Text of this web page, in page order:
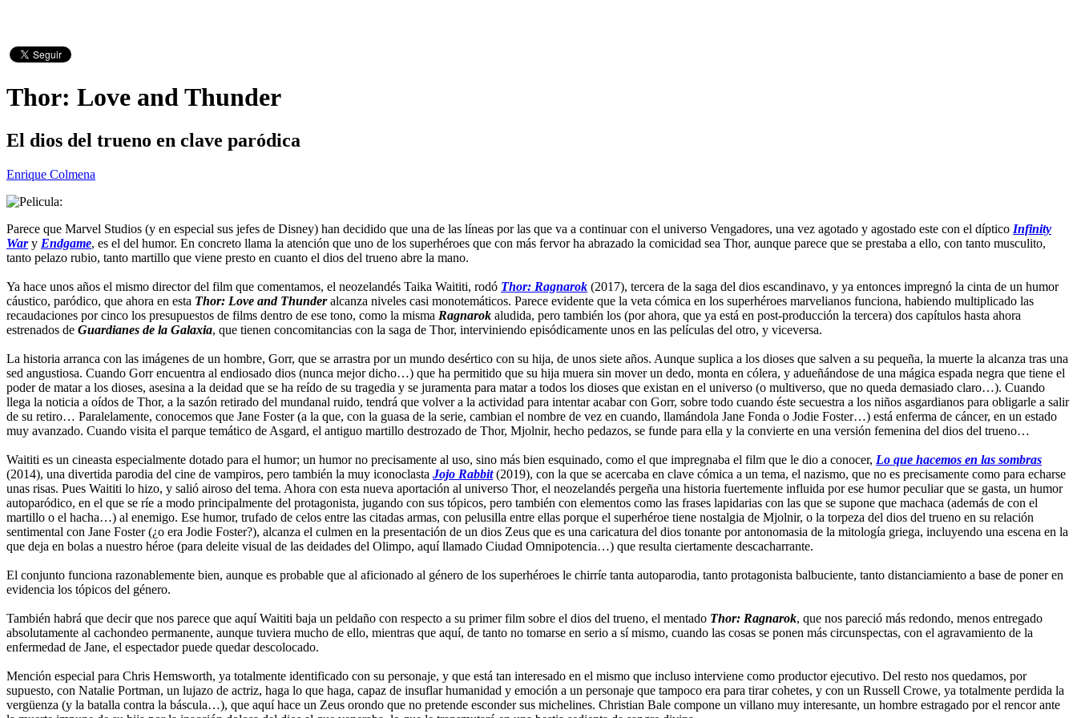
Thor: Love and Thunder
El dios del trueno en clave paródica
Enrique Colmena
Parece que Marvel Studios (y en especial sus jefes de Disney) han decidido que una de las líneas por las que va a continuar con el universo Vengadores, una vez agotado y agostado este con el díptico Infinity
Wary Endgame, es el del humor. En concreto llama la atención que uno de los superhéroes que con más fervor ha abrazado la comicidad sea Thor, aunque parece que se prestaba a ello, con tanto musculito,
tanto pelazo rubio, tanto martillo que viene presto en cuanto el dios del trueno abre la mano.
Ya hace unos años el mismo director del film que comentamos, el neozelandés Taika Waititi, rodó Thor: Ragnarok (2017), tercera de la saga del dios escandinavo, y ya entonces impregnó la cinta de un humor
cáustico, paródico, que ahora en esta Thor: Love and Thunderalcanza niveles casi monotemáticos. Parece evidente que la veta cómica en los superhéroes marvelianos funciona, habiendo multiplicado las
recaudaciones por cinco los presupuestos de films dentro de ese tono, como la misma Ragnarok aludida, pero también los (por ahora, que ya está en post-producción la tercera) dos capítulos hasta ahora
estrenados de Guardianes de la Galaxia, que tienen concomitancias con la saga de Thor, interviniendo episódicamente unos en las películas del otro, y viceversa.
La historia arranca con las imágenes de un hombre, Gorr, que se arrastra por un mundo desértico con su hija, de unos siete años. Aunque suplica a los dioses que salven a su pequeña, la muerte la alcanza tras una
sed angustiosa. Cuando Gorr encuentra al endiosado dios (nunca mejor dicho…) que ha permitido que su hija muera sin mover un dedo, monta en cólera, y adueñándose de una mágica espada negra que tiene el
poder de matar a los dioses, asesina a la deidad que se ha reído de su tragedia y se juramenta para matar a todos los dioses que existan en el universo (o multiverso, que no queda demasiado claro…). Cuando
llega la noticia a oídos de Thor, a la sazón retirado del mundanal ruido, tendrá que volver a la actividad para intentar acabar con Gorr, sobre todo cuando éste secuestra a los niños asgardianos para obligarle a salir
de su retiro… Paralelamente, conocemos que Jane Foster (a la que, con la guasa de la serie, cambian el nombre de vez en cuando, llamándola Jane Fonda o Jodie Foster…) está enferma de cáncer, en un estado
muy avanzado. Cuando visita el parque temático de Asgard, el antiguo martillo destrozado de Thor, Mjolnir, hecho pedazos, se funde para ella y la convierte en una versión femenina del dios del trueno…
Waititi es un cineasta especialmente dotado para el humor; un humor no precisamente al uso, sino más bien esquinado, como el que impregnaba el film que le dio a conocer, Lo que hacemos en las sombras
(2014), una divertida parodia del cine de vampiros, pero también la muy iconoclasta Jojo Rabbit(2019), con la que se acercaba en clave cómica a un tema, el nazismo, que no es precisamente como para echarse
unas risas. Pues Waititi lo hizo, y salió airoso del tema. Ahora con esta nueva aportación al universo Thor, el neozelandés pergeña una historia fuertemente influida por ese humor peculiar que se gasta, un humor
autoparódico, en el que se ríe a modo principalmente del protagonista, jugando con sus tópicos, pero también con elementos como las frases lapidarias con las que se supone que machaca (además de con el
martillo o el hacha…) al enemigo. Ese humor, trufado de celos entre las citadas armas, con pelusilla entre ellas porque el superhéroe tiene nostalgia de Mjolnir, o la torpeza del dios del trueno en su relación
sentimental con Jane Foster (¿o era Jodie Foster?), alcanza el culmen en la presentación de un dios Zeus que es una caricatura del dios tonante por antonomasia de la mitología griega, incluyendo una escena en la
que deja en bolas a nuestro héroe (para deleite visual de las deidades del Olimpo, aquí llamado Ciudad Omnipotencia…) que resulta ciertamente descacharrante.
El conjunto funciona razonablemente bien, aunque es probable que al aficionado al género de los superhéroes le chirríe tanta autoparodia, tanto protagonista balbuciente, tanto distanciamiento a base de poner en
evidencia los tópicos del género.
También habrá que decir que nos parece que aquí Waititi baja un peldaño con respecto a su primer film sobre el dios del trueno, el mentado Thor: Ragnarok, que nos pareció más redondo, menos entregado
absolutamente al cachondeo permanente, aunque tuviera mucho de ello, mientras que aquí, de tanto no tomarse en serio a sí mismo, cuando las cosas se ponen más circunspectas, con el agravamiento de la
enfermedad de Jane, el espectador puede quedar descolocado.
Mención especial para Chris Hemsworth, ya totalmente identificado con su personaje, y que está tan interesado en el mismo que incluso interviene como productor ejecutivo. Del resto nos quedamos, por
supuesto, con Natalie Portman, un lujazo de actriz, haga lo que haga, capaz de insuflar humanidad y emoción a un personaje que tampoco era para tirar cohetes, y con un Russell Crowe, ya totalmente perdida la
vergüenza (y la batalla contra la báscula…), que aquí hace un Zeus orondo que no pretende esconder sus michelines. Christian Bale compone un villano muy interesante, un hombre estragado por el rencor ante